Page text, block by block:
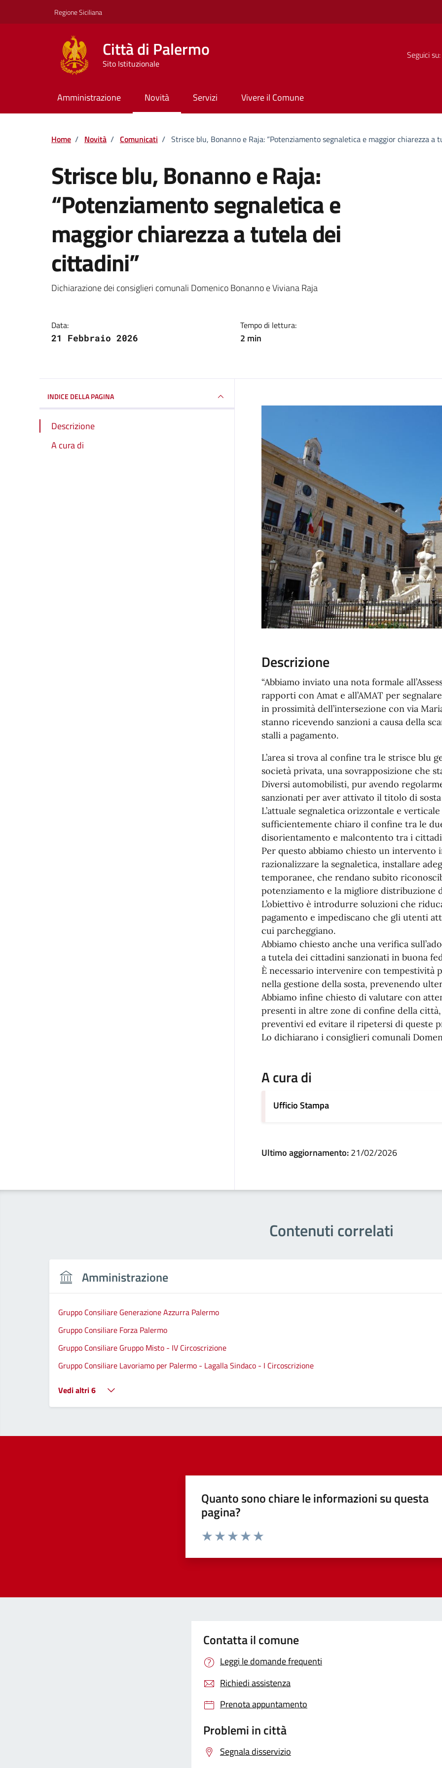
Regione Siciliana
Città di Palermo
Sito Istituzionale
Seguici su:
Amministrazione Novità Servizi Vivere il Comune
Home / Novità / Comunicati / Strisce blu, Bonanno e Raja: “Potenziamento segnaletica e maggior chiarezza a
Strisce blu, Bonanno e Raja:
“Potenziamento segnaletica e
maggior chiarezza a tutela dei
cittadini”
Dettagli della notizia
Dichiarazione dei consiglieri comunali Domenico Bonanno e Viviana Raja
Data:
21 Febbraio 2026
Tempo di lettura:
2 min
INDICE DELLA PAGINA
Descrizione
A cura di
Descrizione
“Abbiamo inviato una nota formale
rapporti con Amat e all’AMAT per
in prossimità dell’intersezione con via
stanno ricevendo sanzioni a causa della
stalli a pagamento.
L’area si trova al confine tra le strisce blu
società privata, una sovrapposizione che
Diversi automobilisti, pur avendo
sanzionati per aver attivato il titolo di
L’attuale segnaletica orizzontale e
sufficientemente chiaro il confine tra le
disorientamento e malcontento tra i
Per questo abbiamo chiesto un intervento
razionalizzare la segnaletica, installare
temporanee, che rendano subito
potenziamento e la migliore distribuzione
L’obiettivo è introdurre soluzioni che
pagamento e impediscano che gli utenti
cui parcheggiano.
Abbiamo chiesto anche una verifica
a tutela dei cittadini sanzionati in buona
È necessario intervenire con tempestività
nella gestione della sosta, prevenendo
Abbiamo infine chiesto di valutare con
presenti in altre zone di confine della
preventivi ed evitare il ripetersi di queste
Lo dichiarano i consiglieri comunali
A cura di
Ufficio Stampa
Ultimo aggiornamento:21/02/2026
Contenuti correlati
Amministrazione
Gruppo Consiliare Generazione Azzurra Palermo
Gruppo Consiliare Forza Palermo
Gruppo Consiliare Gruppo Misto - IV Circoscrizione
Gruppo Consiliare Lavoriamo per Palermo - Lagalla Sindaco - I Circoscrizione
Vedi altri 6
Quanto sono chiare le informazioni su questa
pagina?
Contatta il comune
Leggi le domande frequenti
Richiedi assistenza
Prenota appuntamento
Problemi in città
Segnala disservizio